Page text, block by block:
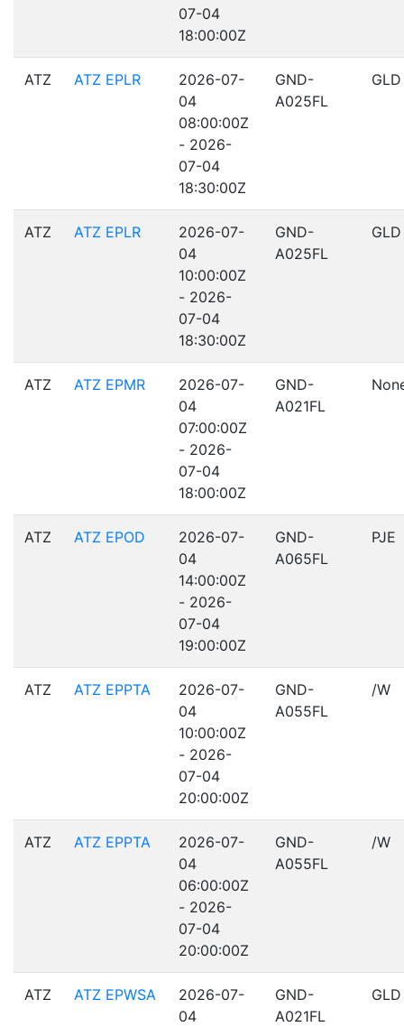
07-04
18:00:00Z
ATZ ATZ EPLR
2026-07-
04
08:00:00Z
- 2026-
07-04
18:30:00Z
GND-
A025FL
GLD
ATZ ATZ EPLR
2026-07-
04
10:00:00Z
- 2026-
07-04
18:30:00Z
GND-
A025FL
GLD
ATZ ATZ EPMR
2026-07-
04
07:00:00Z
- 2026-
07-04
18:00:00Z
GND-
A021FL
ATZ ATZ EPOD
2026-07-
04
14:00:00Z
- 2026-
07-04
19:00:00Z
GND-
A065FL
PJE
ATZ ATZ EPPTA
2026-07-
04
10:00:00Z
- 2026-
07-04
20:00:00Z
GND-
A055FL
/W
ATZ ATZ EPPTA
2026-07-
04
06:00:00Z
- 2026-
07-04
20:00:00Z
GND-
A055FL
/W
ATZ ATZ EPWSA
2026-07-
04
GND-
A021FL
GLD